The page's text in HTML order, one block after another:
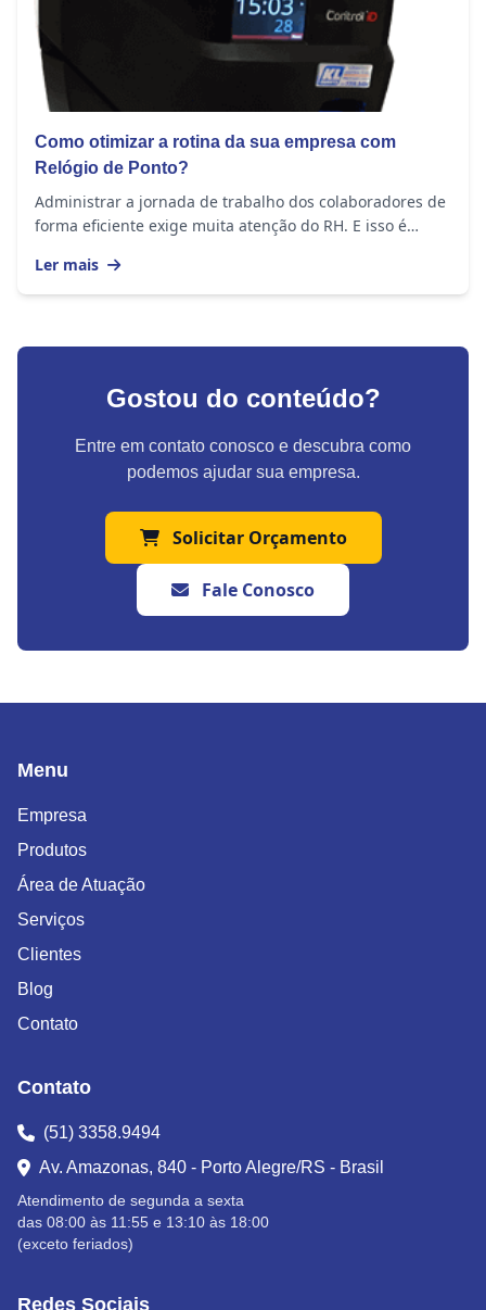
Como otimizar a rotina da sua empresa com
Relógio de Ponto?
Administrar a jornada de trabalho dos colaboradores de
forma eficiente exige muita atenção do RH. E isso é
Ler mais
Gostou do conteúdo?
Entre em contato conosco e descubra como
podemos ajudar sua empresa.
Solicitar Orçamento
Fale Conosco
Menu
Empresa
Produtos
Área de Atuação
Serviços
Clientes
Blog
Contato
Contato
(51) 3358.9494
Av. Amazonas, 840 - Porto Alegre/RS - Brasil
Atendimento de segunda a sexta
das 08:00 às 11:55 e 13:10 às 18:00
(exceto feriados)
Redes Sociais